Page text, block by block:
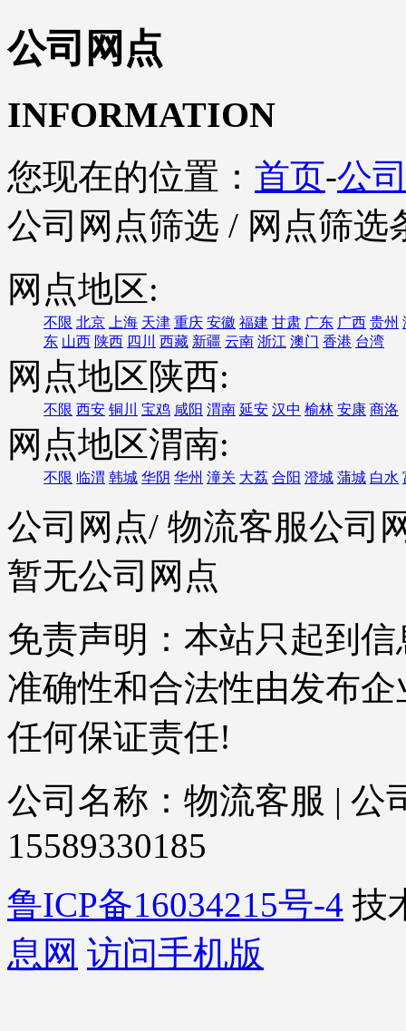
公司网点
INFORMATION
您现在的位置： 首页-公
公司网点筛选 / 网点筛选
网点地区:
不限 北京 上海 天津 重庆 安徽 福建 甘肃 广东 广西 贵州
东 山西 陕西 四川 西藏 新疆 云南 浙江 澳门 香港 台湾
网点地区陕西:
不限 西安 铜川 宝鸡 咸阳 渭南 延安 汉中 榆林 安康 商洛
网点地区渭南:
不限 临渭 韩城 华阴 华州 潼关 大荔 合阳 澄城 蒲城 白水
公司网点/ 物流客服公司
暂无公司网点
免责声明：本站只起到
准确性和合法性由发布
任何保证责任!
公司名称：物流客服 | 公
15589330185
鲁ICP备16034215号-4 技
息网 访问手机版